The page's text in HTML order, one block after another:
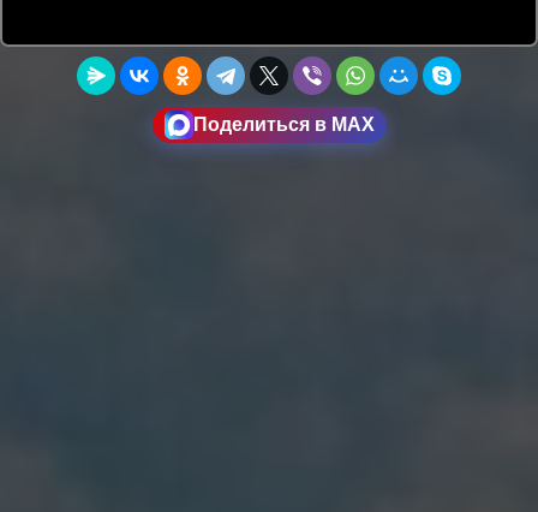
Поделиться в MAX